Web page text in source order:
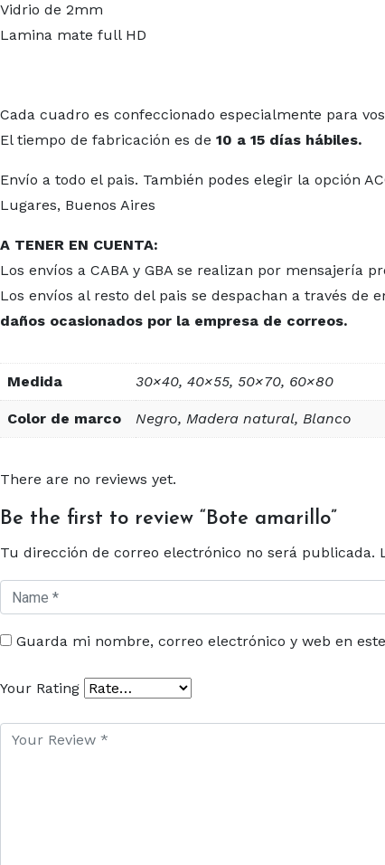
Vidrio de 2mm
Lamina mate full HD
Cada cuadro es confeccionado especialmente para
El tiempo de fabricación es de 10 a 15 días hábiles.
Envío a todo el pais. También podes elegir la opción
Lugares, Buenos Aires
A TENER EN CUENTA:
Los envíos a CABA y GBA se realizan por mensajería
Los envíos al resto del pais se despachan a través de
daños ocasionados por la empresa de correos.
Medida 30×40, 40×55, 50×70, 60×80
Color de marco Negro, Madera natural, Blanco
There are no reviews yet.
Be the first to review “Bote amarillo”
Tu dirección de correo electrónico no será publicada.
Guarda mi nombre, correo electrónico y web en
Your Rating